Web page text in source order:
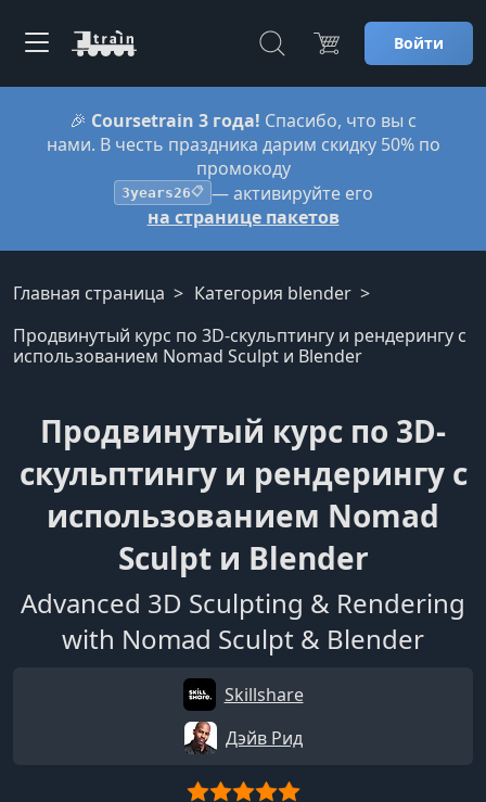
Войти
🎉 Coursetrain 3 года! Спасибо, что вы с
нами. В честь праздника дарим скидку 50% по
промокоду
3years26📋 — активируйте его
на странице пакетов
Главная страница
Категория blender
Продвинутый курс по 3D-скульптингу и рендерингу с
использованием Nomad Sculpt и Blender
Продвинутый курс по 3D-
скульптингу и рендерингу с
использованием Nomad
Sculpt и Blender
Advanced 3D Sculpting & Rendering
with Nomad Sculpt & Blender
Skillshare
Дэйв Рид